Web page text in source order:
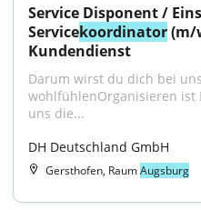
Service Disponent /
Servicekoordinator (m/
Kundendienst
Darum wirst du dich bei
wohlfühlenOrganisieren ist
uns die...
DH Deutschland GmbH
Gersthofen, RaumAugsburg